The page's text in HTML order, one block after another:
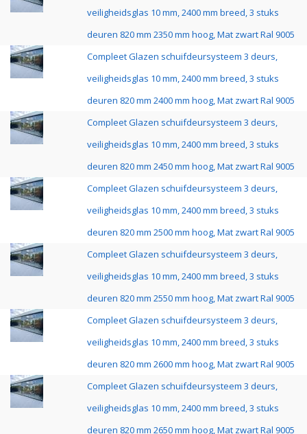
veiligheidsglas 10 mm, 2400 mm breed, 3 stuks
deuren 820 mm 2350 mm hoog, Mat zwart Ral 9005
Compleet Glazen schuifdeursysteem 3 deurs,
veiligheidsglas 10 mm, 2400 mm breed, 3 stuks
deuren 820 mm 2400 mm hoog, Mat zwart Ral 9005
Compleet Glazen schuifdeursysteem 3 deurs,
veiligheidsglas 10 mm, 2400 mm breed, 3 stuks
deuren 820 mm 2450 mm hoog, Mat zwart Ral 9005
Compleet Glazen schuifdeursysteem 3 deurs,
veiligheidsglas 10 mm, 2400 mm breed, 3 stuks
deuren 820 mm 2500 mm hoog, Mat zwart Ral 9005
Compleet Glazen schuifdeursysteem 3 deurs,
veiligheidsglas 10 mm, 2400 mm breed, 3 stuks
deuren 820 mm 2550 mm hoog, Mat zwart Ral 9005
Compleet Glazen schuifdeursysteem 3 deurs,
veiligheidsglas 10 mm, 2400 mm breed, 3 stuks
deuren 820 mm 2600 mm hoog, Mat zwart Ral 9005
Compleet Glazen schuifdeursysteem 3 deurs,
veiligheidsglas 10 mm, 2400 mm breed, 3 stuks
deuren 820 mm 2650 mm hoog, Mat zwart Ral 9005